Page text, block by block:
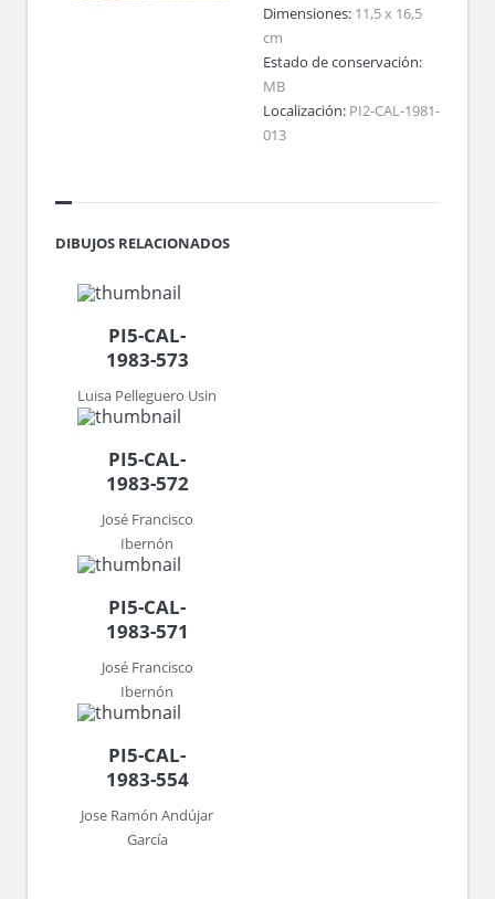
Dimensiones: 11,5 x 16,5
cm
Estado de conservación:
MB
Localización: PI2-CAL-1981-
013
DIBUJOS RELACIONADOS
PI5-CAL-
1983-573
Luisa Pelleguero Usin
PI5-CAL-
1983-572
José Francisco
Ibernón
PI5-CAL-
1983-571
José Francisco
Ibernón
PI5-CAL-
1983-554
Jose Ramón Andújar
García